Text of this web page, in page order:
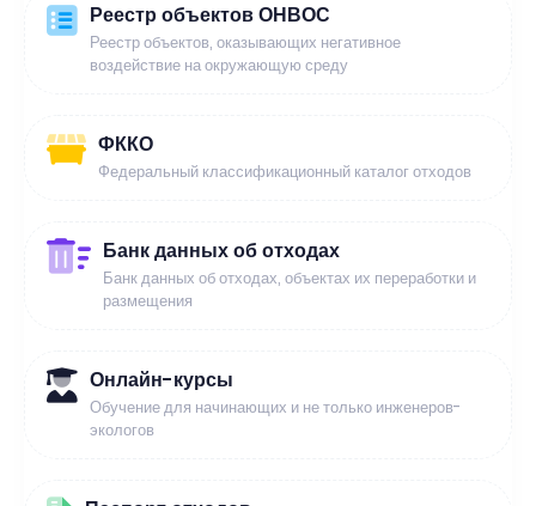
Реестр объектов ОНВОС
Реестр объектов, оказывающих негативное
воздействие на окружающую среду
ФККО
Федеральный классификационный каталог отходов
Банк данных об отходах
Банк данных об отходах, объектах их переработки и
размещения
Онлайн-курсы
Обучение для начинающих и не только инженеров-
экологов